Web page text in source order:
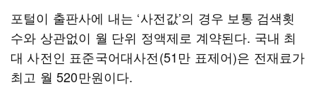
포털이 출판사에 내는 ‘사전값’의 경우 보통 검색횟
수와 상관없이 월 단위 정액제로 계약된다. 국내 최
대 사전인 표준국어대사전(51만 표제어)은 전재료가
최고 월 520만원이다.